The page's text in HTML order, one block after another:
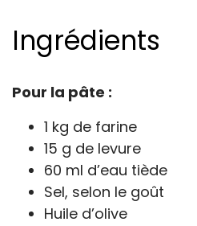
Ingrédients
Pour la pâte :
1 kg de farine
15 g de levure
60 ml d’eau tiède
Sel, selon le goût
Huile d’olive